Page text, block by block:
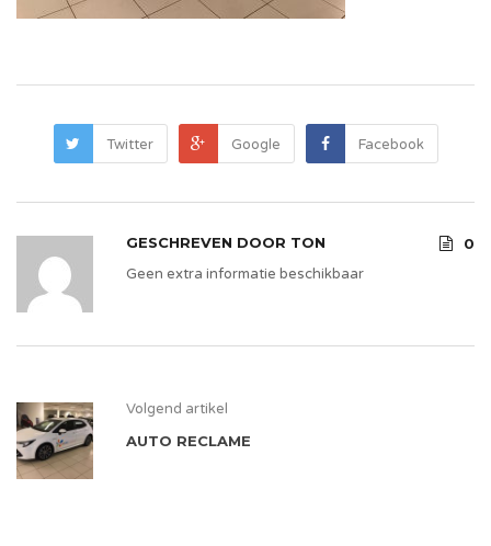
Twitter Google Facebook
GESCHREVEN DOOR TON
0
Geen extra informatie beschikbaar
Volgend artikel
AUTO RECLAME